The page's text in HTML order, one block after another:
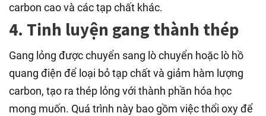
carbon cao và các tạp chất khác.
4. Tinh luyện gang thành thép
Gang lỏng được chuyển sang lò chuyển hoặc lò hồ
quang điện để loại bỏ tạp chất và giảm hàm lượng
carbon, tạo ra thép lỏng với thành phần hóa học
mong muốn. Quá trình này bao gồm việc thổi oxy để